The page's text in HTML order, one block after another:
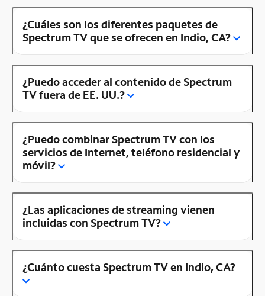
¿Cuáles son los diferentes paquetes de
Spectrum TV que se ofrecen en Indio, CA?
¿Puedo acceder al contenido de Spectrum
TV fuera de EE. UU.?
¿Puedo combinar Spectrum TV con los
servicios de Internet, teléfono residencial y
móvil?
¿Las aplicaciones de streaming vienen
incluidas con Spectrum TV?
¿Cuánto cuesta Spectrum TV en Indio, CA?